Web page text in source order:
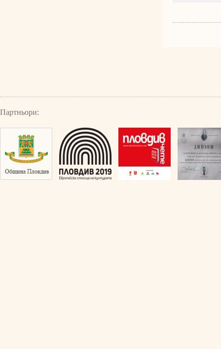
Партньори: